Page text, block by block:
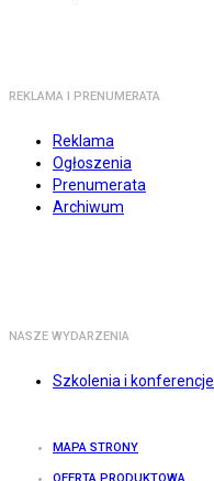
REKLAMA I PRENUMERATA
Reklama
Ogłoszenia
Prenumerata
Archiwum
NASZE WYDARZENIA
Szkolenia i konferencje
MAPA STRONY